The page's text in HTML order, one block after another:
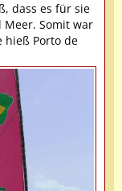
dass es für sie
Meer. Somit war
hieß Porto de